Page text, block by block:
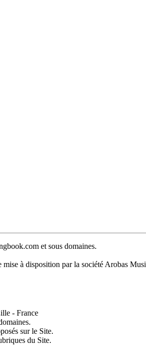
et sous domaines.
à disposition par la société Arobas
- France
sur le Site.
du Site.